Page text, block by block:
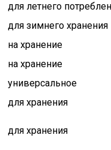
для летнего
для зимнего хранения
на хранение
на хранение
универсальное
для хранения
для хранения